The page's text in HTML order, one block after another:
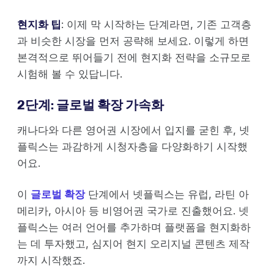
현지화 팁: 이제 막 시작하는 단계라면, 기존 고객층
과 비슷한 시장을 먼저 공략해 보세요. 이렇게 하면
본격적으로 뛰어들기 전에 현지화 전략을 소규모로
시험해 볼 수 있답니다.
2단계: 글로벌 확장 가속화
캐나다와 다른 영어권 시장에서 입지를 굳힌 후, 넷
플릭스는 과감하게 시청자층을 다양화하기 시작했
어요.
이 글로벌 확장단계에서 넷플릭스는 유럽, 라틴 아
메리카, 아시아 등 비영어권 국가로 진출했어요. 넷
플릭스는 여러 언어를 추가하며 플랫폼을 현지화하
는 데 투자했고, 심지어 현지 오리지널 콘텐츠 제작
까지 시작했죠.